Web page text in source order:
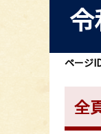
こ
ページ
全